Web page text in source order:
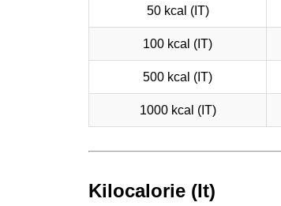
50 kcal (IT)
100 kcal (IT)
500 kcal (IT)
1000 kcal (IT)
Kilocalorie (It)